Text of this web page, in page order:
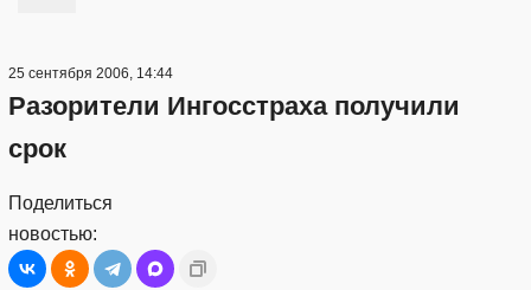
25 сентября 2006, 14:44
Разорители Ингосстраха получили
срок
Поделиться
новостью: